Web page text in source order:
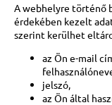
A webhelyre történő
érdekében kezelt
szerint kerülhet
az Ön e-mail
jelszó,
az Ön által